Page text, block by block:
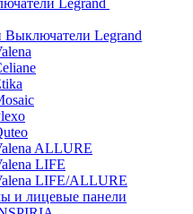
Выключатели Legrand
ALLURE
LIFE
LIFE/ALLURE
и лицевые панели